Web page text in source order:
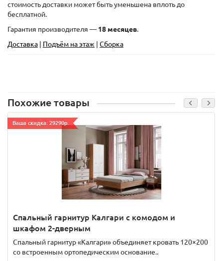
стоимость доставки может быть уменьшена вплоть до
бесплатной.
Гарантия производителя — 18 месяцев.
Доставка
Подъём на этаж Сборка
Похожие товары
Ваша скидка: 29290р.
Спальный гарнитур Калгари с комодом и
шкафом 2-дверным
Спальный гарнитур «Калгари» объединяет кровать 120×200
со встроенным ортопедическим основание..